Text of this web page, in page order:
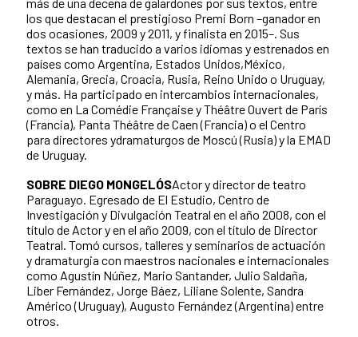
los que destacan el prestigioso Premi Born –ganador en
dos ocasiones, 2009 y 2011, y finalista en 2015–. Sus
textos se han traducido a varios idiomas y estrenados en
países como Argentina, Estados Unidos,México,
Alemania, Grecia, Croacia, Rusia, Reino Unido o Uruguay,
y más. Ha participado en intercambios internacionales,
como en La Comédie Française y Théâtre Ouvert de París
(Francia), Panta Théâtre de Caen (Francia) o el Centro
para directores ydramaturgos de Moscú (Rusia) y la EMAD
de Uruguay.
SOBRE DIEGO MONGELÓSActor y director de teatro
Paraguayo. Egresado de El Estudio, Centro de
Investigación y Divulgación Teatral en el año 2008, con el
título de Actor y en el año 2009, con el título de Director
Teatral. Tomó cursos, talleres y seminarios de actuación
y dramaturgia con maestros nacionales e internacionales
como Agustín Núñez, Mario Santander, Julio Saldaña,
Liber Fernández, Jorge Báez, Liliane Solente, Sandra
Américo (Uruguay), Augusto Fernández (Argentina) entre
otros.